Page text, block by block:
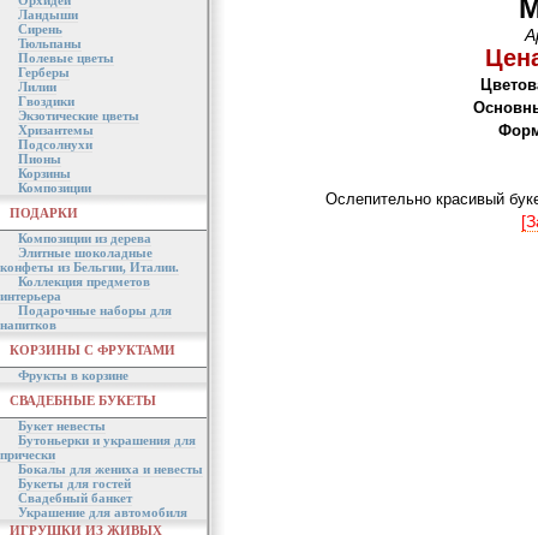
Ландыши
Сирень
Тюльпаны
Полевые цветы
Герберы
Лилии
Гвоздики
Экзотические цветы
Хризантемы
Подсолнухи
Пионы
Корзины
Композиции
ПОДАРКИ
Композиции из дерева
Элитные шоколадные
конфеты из Бельгии, Италии.
Коллекция предметов
интерьера
Подарочные наборы для
напитков
КОРЗИНЫ С ФРУКТАМИ
Фрукты в корзине
СВАДЕБНЫЕ БУКЕТЫ
Букет невесты
Бутоньерки и украшения для
прически
Бокалы для жениха и невесты
Букеты для гостей
Свадебный банкет
Украшение для автомобиля
ИГРУШКИ ИЗ ЖИВЫХ
Ослепительно красивый